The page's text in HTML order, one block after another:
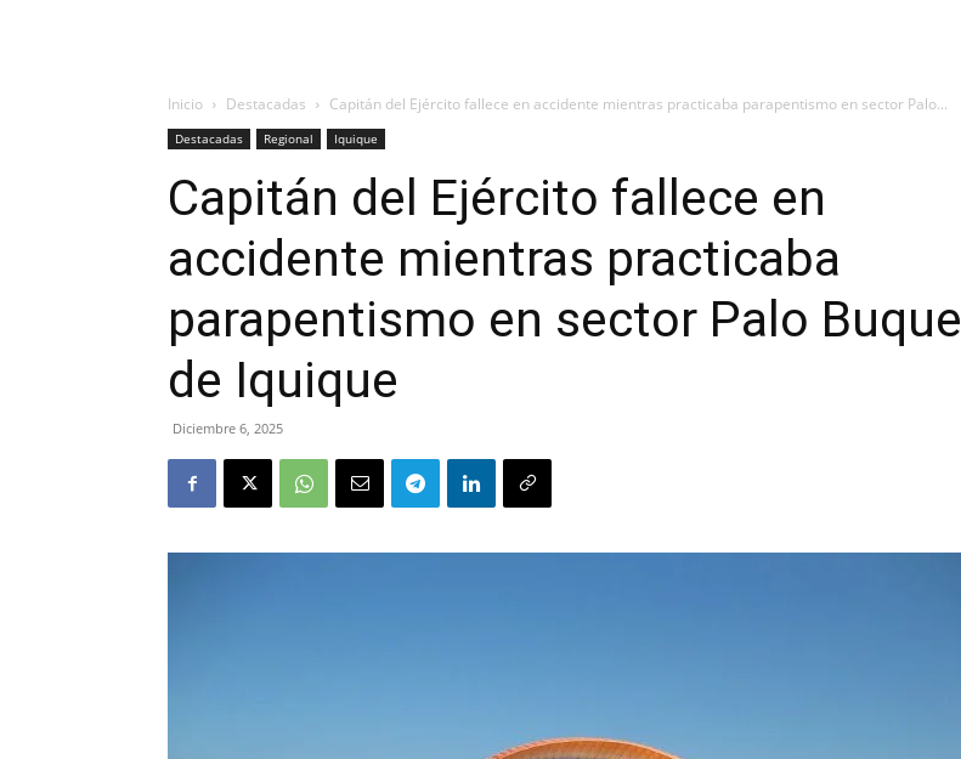
Inicio Destacadas Capitán del Ejército fallece en accidente mientras practicaba parapentismo en sector Palo...
Destacadas Regional Iquique
Capitán del Ejército fallece en
accidente mientras practicaba
parapentismo en sector Palo Buque
de Iquique
Diciembre 6, 2025